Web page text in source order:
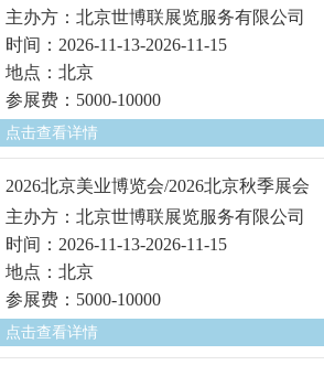
主办方：北京世博联展览服务有限公司
时间：2026-11-13-2026-11-15
地点：北京
参展费：5000-10000
点击查看详情
2026北京美业博览会/2026北京秋季展会
主办方：北京世博联展览服务有限公司
时间：2026-11-13-2026-11-15
地点：北京
参展费：5000-10000
点击查看详情